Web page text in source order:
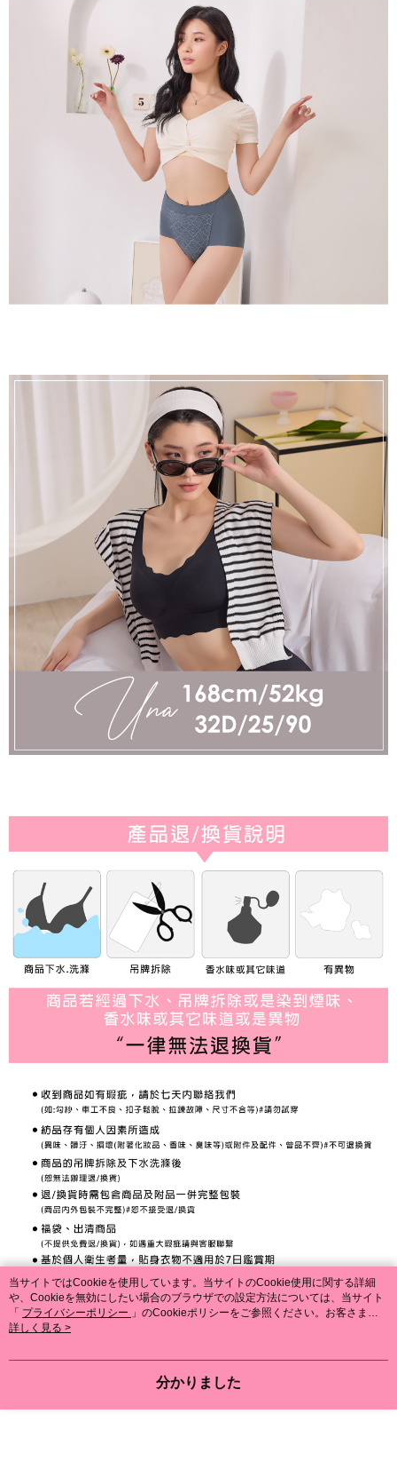
当サイトではCookieを使用しています。当サイトのCookie使用に関する詳細
や、Cookieを無効にしたい場合のブラウザでの設定方法については、当サイト
「 プライバシーポリシー 」のCookieポリシーをご参照ください。お客さま
が、当サイトを引き続き使用される場合、当社がサイト利用規約のCookieポリ
詳しく見る >
分かりました